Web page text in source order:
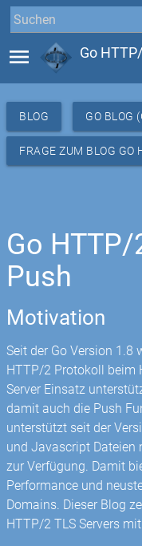
menu Go
BLOG GO BLOG
FRAGE ZUM BLOG GO
Go HTTP/
Push
Motivation
Seit der Go Version 1.8
HTTP/2 Protokoll beim
Server Einsatz
damit auch die Push
unterstützt seit der
und Javascript Dateien
zur Verfügung. Damit
Performance und
Domains. Dieser Blog
HTTP/2 TLS Servers